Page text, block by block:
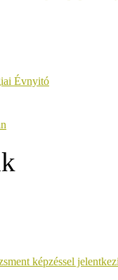
Évnyitó
képzéssel